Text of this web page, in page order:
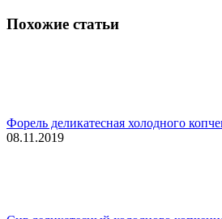
Похожие статьи
Форель деликатесная холодного
08.11.2019